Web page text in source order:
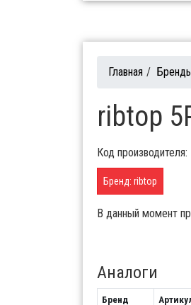
Главная /
ribtop
Код
Бренд: ribtop
В данный момент
Аналоги
Бренд